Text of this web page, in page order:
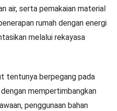
air, serta pemakaian material
rumah dengan energi
melalui rekayasa
tentunya berpegang pada
mempertimbangkan
penggunaan bahan